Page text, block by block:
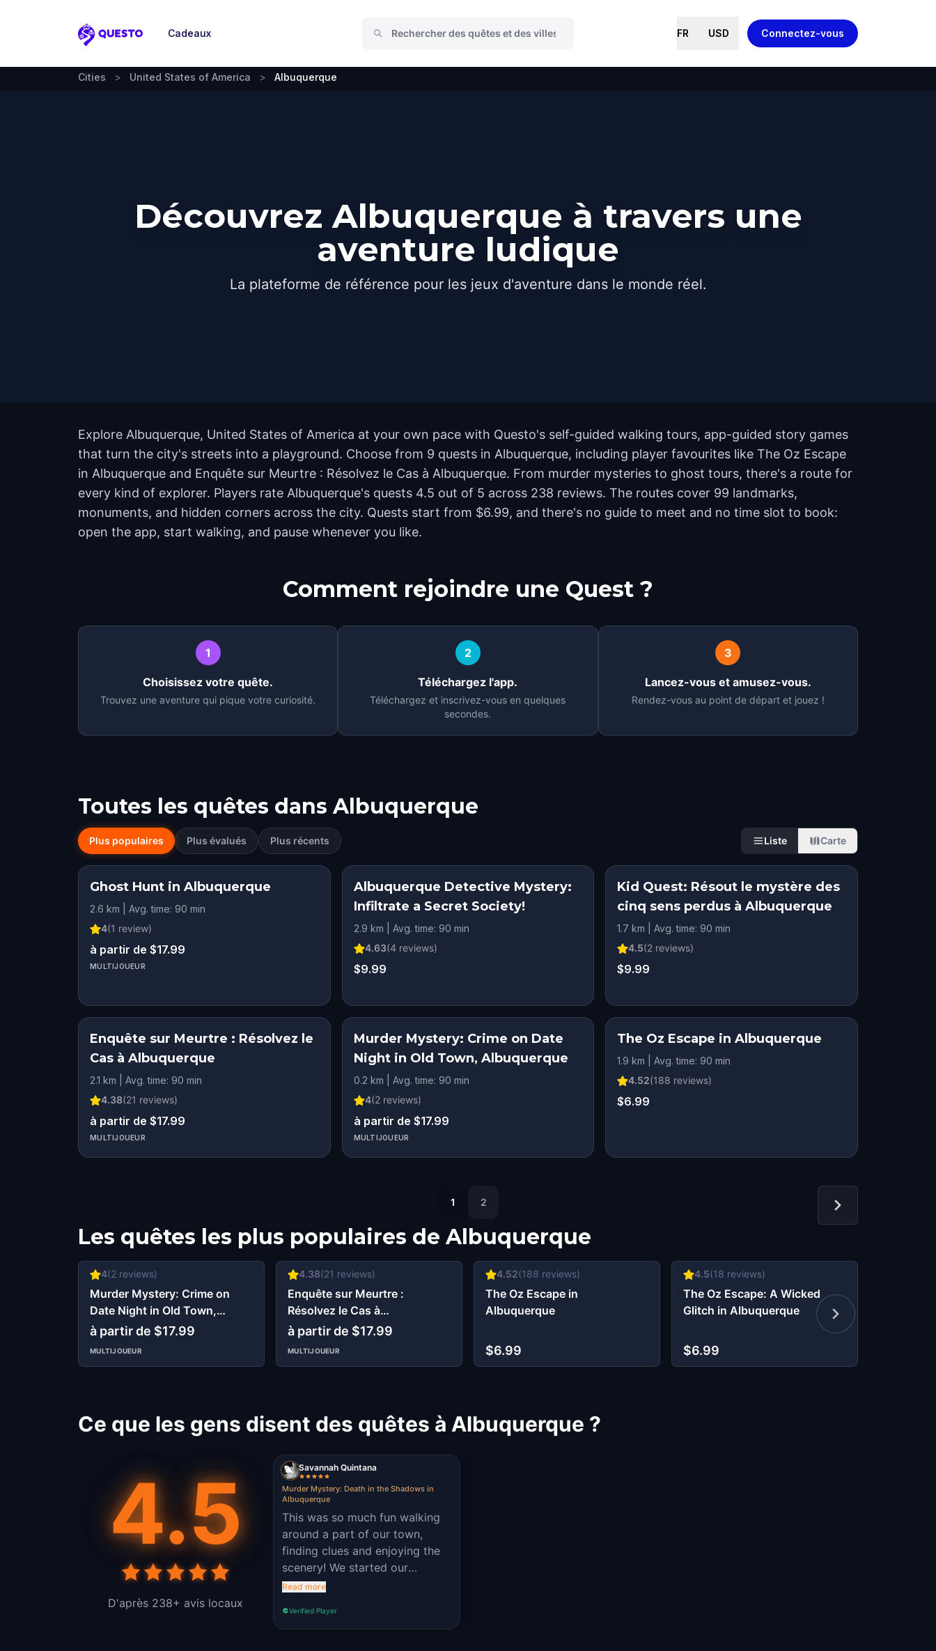
Questo
Cadeaux FR USD Connectez-vous
Cities > United States of America > Albuquerque
Découvrez Albuquerque à travers une
aventure ludique
La plateforme de référence pour les jeux d'aventure dans le monde réel.
Explore Albuquerque, United States of America at your own pace with Questo's self-guided walking tours, app-guided story games
that turn the city's streets into a playground. Choose from 9 quests in Albuquerque, including player favourites like The Oz Escape
in Albuquerque and Enquête sur Meurtre : Résolvez le Cas à Albuquerque. From murder mysteries to ghost tours, there's a route for
every kind of explorer. Players rate Albuquerque's quests 4.5 out of 5 across 238 reviews. The routes cover 99 landmarks,
monuments, and hidden corners across the city. Quests start from $6.99, and there's no guide to meet and no time slot to book:
open the app, start walking, and pause whenever you like.
Comment rejoindre une Quest ?
1
Choisissez votre quête.
Trouvez une aventure qui pique votre curiosité.
2
Téléchargez l'app.
Téléchargez et inscrivez-vous en quelques
secondes.
3
Lancez-vous et amusez-vous.
Rendez-vous au point de départ et jouez !
Toutes les quêtes dans Albuquerque
Plus populaires Plus évalués Plus récents Liste Carte
Ghost Hunt in Albuquerque
2.6 km | Avg. time: 90 min
4(1 review)
à partir de $17.99
MULTIJOUEUR
Albuquerque Detective Mystery:
Infiltrate a Secret Society!
2.9 km | Avg. time: 90 min
4.63(4 reviews)
$9.99
Kid Quest: Résout le mystère des
cinq sens perdus à Albuquerque
1.7 km | Avg. time: 90 min
4.5(2 reviews)
$9.99
Enquête sur Meurtre : Résolvez le
Cas à Albuquerque
2.1 km | Avg. time: 90 min
4.38(21 reviews)
à partir de $17.99
MULTIJOUEUR
Murder Mystery: Crime on Date
Night in Old Town, Albuquerque
0.2 km | Avg. time: 90 min
4(2reviews)
à partir de $17.99
MULTIJOUEUR
The Oz Escape in Albuquerque
1.9 km | Avg. time: 90 min
4.52(188 reviews)
$6.99
1 2
Les quêtes les plus populaires de Albuquerque
4(2 reviews)
Murder Mystery: Crime on
Date Night in Old Town,
Albuquerque
à partir de $17.99
MULTIJOUEUR
4.38(21 reviews)
Enquête sur Meurtre :
Résolvez le Cas à
Albuquerque
à partir de $17.99
MULTIJOUEUR
4.52(188 reviews)
The Oz Escape in
Albuquerque
$6.99
4.5(18 reviews)
The Oz Escape: A Wicked
Glitch in Albuquerque
$6.99
Ce que les gens disent des quêtes à Albuquerque ?
4.5
D'après 238+ avis locaux
Savannah Quintana
Murder Mystery: Death in the Shadows in
Albuquerque
This was so much fun walking
around a part of our town,
finding clues and enjoying the
scenery! We started our
adventure at night to add some
adventure!
Read more
Verified Player